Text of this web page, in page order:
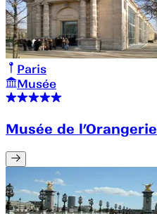
Paris
Musée
Musée de l’Orangerie